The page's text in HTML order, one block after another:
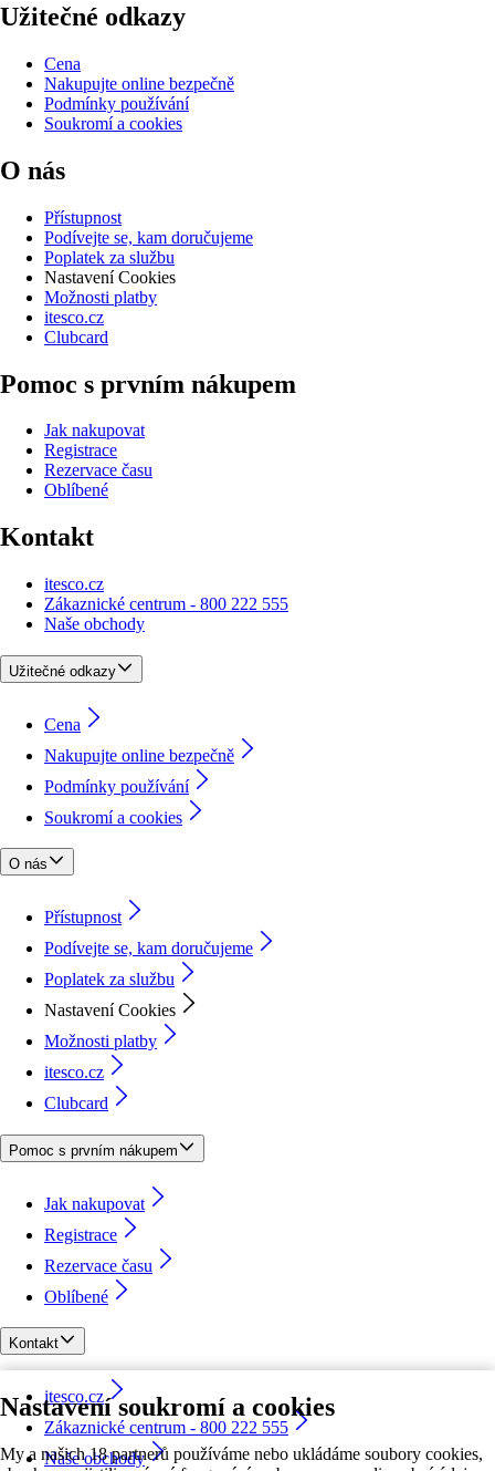
Nastavení soukromí a cookies
My a našich 18 partnerů používáme nebo ukládáme soubory cookies,
Užitečné odkazy
Cena
Nakupujte online bezpečně
Podmínky používání
Soukromí a cookies
O nás
Přístupnost
Podívejte se, kam doručujeme
Poplatek za službu
Nastavení Cookies
Možnosti platby
itesco.cz
Clubcard
Pomoc s prvním nákupem
Jak nakupovat
Registrace
Rezervace času
Oblíbené
Kontakt
itesco.cz
Zákaznické centrum - 800 222 555
Naše obchody
Užitečné odkazy
Cena
Nakupujte online bezpečně
Podmínky používání
Soukromí a cookies
O nás
Přístupnost
Podívejte se, kam doručujeme
Poplatek za službu
Nastavení Cookies
Možnosti platby
itesco.cz
Clubcard
Pomoc s prvním nákupem
Jak nakupovat
Registrace
Rezervace času
Oblíbené
Kontakt
itesco.cz
Zákaznické centrum - 800 222 555
Naše obchody